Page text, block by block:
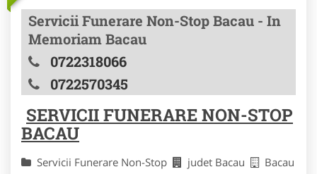
Servicii Funerare Non-Stop Bacau - In
Memoriam Bacau
0722318066
0722570345
SERVICII FUNERARE NON-STOP
BACAU
Servicii Funerare Non-Stop judet Bacau
Bacau